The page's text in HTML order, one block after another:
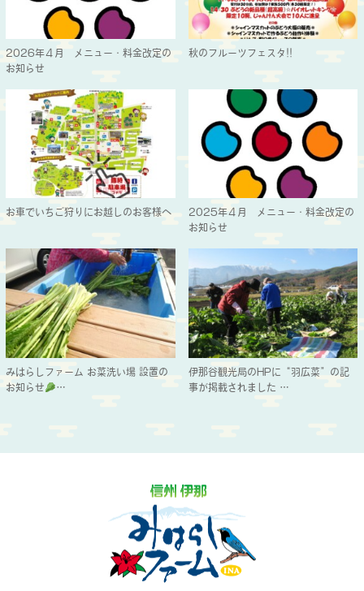
2026年４月 メニュー・料金改定の
お知らせ
秋のフルーツフェスタ!!
お車でいちご狩りにお越しのお客様へ
2025年４月 メニュー・料金改定の
お知らせ
みはらしファーム お菜洗い場 設置の
お知らせ
…
伊那谷観光局のHPに“羽広菜”の記
事が掲載されました…